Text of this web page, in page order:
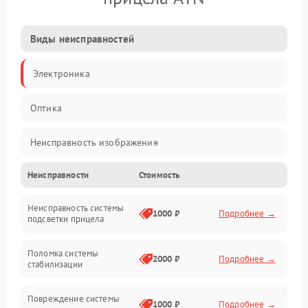
Виды неисправностей
Электроника
Оптика
Неисправность изображения
Механические повреждения
Неисправность фокусировки и оптики
Неисправности Стоимость
Неисправность системы
подсветки прицела
1000 ₽ Подробнее →
Поломка системы
стабилизации
2000 ₽ Подробнее →
Повреждение системы
1000 ₽ Подробнее →